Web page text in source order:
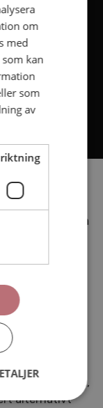
i Stockholm
frågor,
vi det
exempel,
alternativt
om
med
kan
som
av